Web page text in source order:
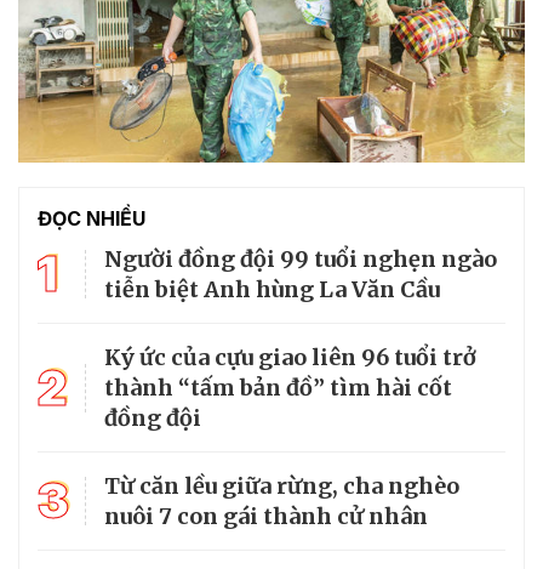
ĐỌC NHIỀU
1
Người đồng đội 99 tuổi nghẹn ngào
tiễn biệt Anh hùng La Văn Cầu
2
Ký ức của cựu giao liên 96 tuổi trở
thành “tấm bản đồ” tìm hài cốt
đồng đội
3
Từ căn lều giữa rừng, cha nghèo
nuôi 7 con gái thành cử nhân